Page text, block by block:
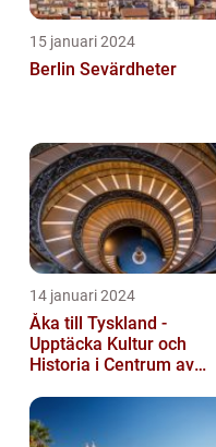
15 januari 2024
Berlin Sevärdheter
14 januari 2024
Åka till Tyskland -
Upptäcka Kultur och
Historia i Centrum av